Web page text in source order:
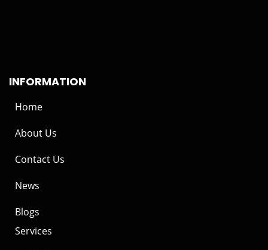
INFORMATION
Home
About Us
Contact Us
News
Blogs
Services